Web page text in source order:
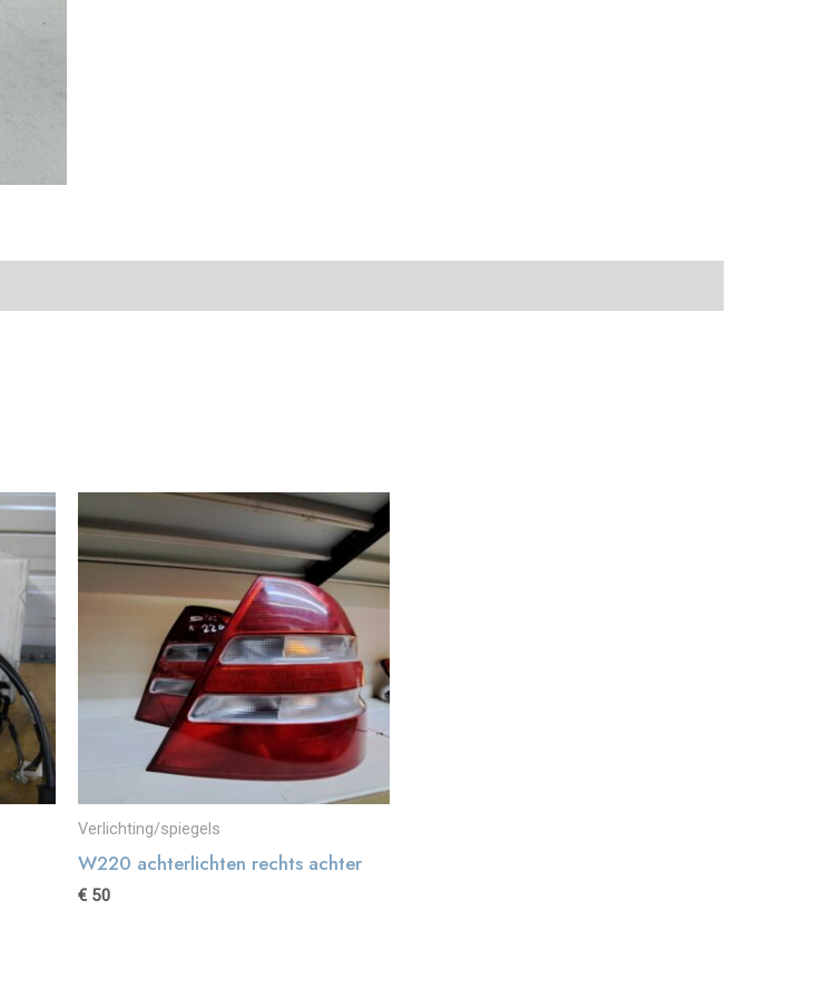
Verlichting/spiegels
W220 achterlichten rechts achter
€ 50